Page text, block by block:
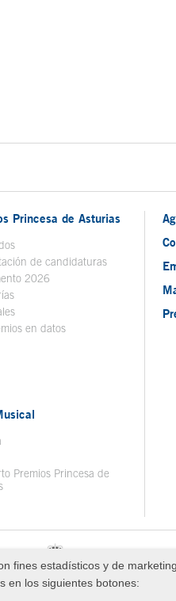
Princesa de Asturias
de candidaturas
2026
en datos
Premios Princesa de
fines estadísticos y de marketing.
en los siguientes botones: